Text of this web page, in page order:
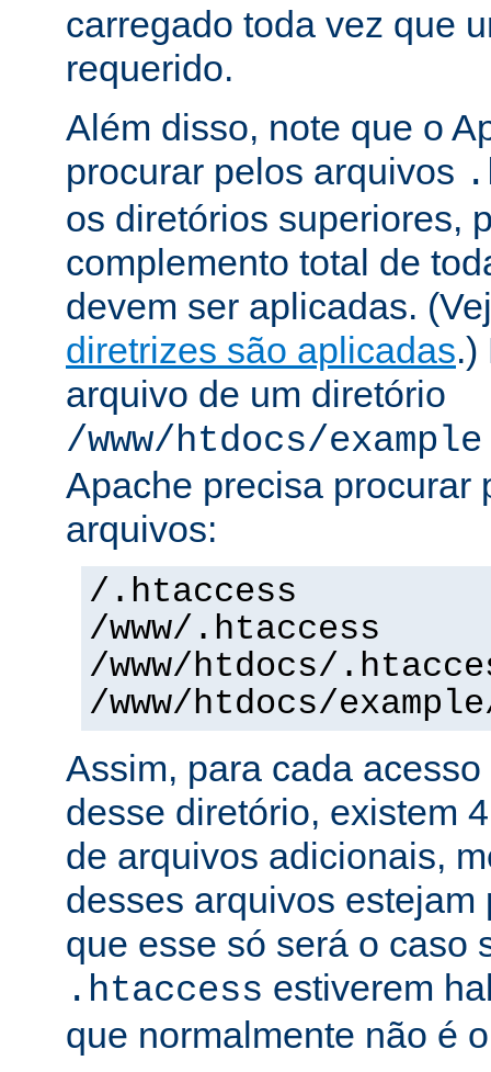
carregado toda vez que
requerido.
Além disso, note que o
procurar pelos arquivos
os diretórios superiores,
complemento total de
devem ser aplicadas.
diretrizes são aplicadas.)
arquivo de um diretório
/www/htdocs/example
Apache precisa procurar
arquivos:
/.htaccess
/www/.htaccess
/www/htdocs/
/www/htdocs/
Assim, para cada
desse diretório, existem
de arquivos adicionais,
desses arquivos estejam
que esse só será o caso
.htaccess estiverem
que normalmente não é